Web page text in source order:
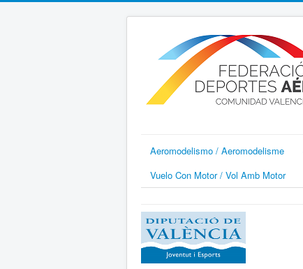
Aeromodelismo / Aeromodelisme
Vuelo Con Motor / Vol Amb Motor